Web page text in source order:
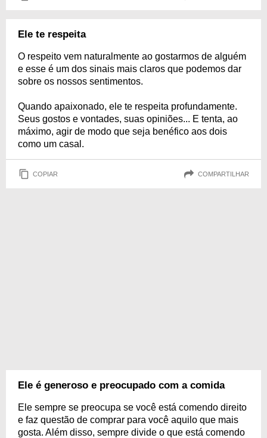
Ele te respeita
O respeito vem naturalmente ao gostarmos de alguém
e esse é um dos sinais mais claros que podemos dar
sobre os nossos sentimentos.
Quando apaixonado, ele te respeita profundamente.
Seus gostos e vontades, suas opiniões... E tenta, ao
máximo, agir de modo que seja benéfico aos dois
como um casal.
COPIAR COMPARTILHAR
Ele é generoso e preocupado com a comida
Ele sempre se preocupa se você está comendo direito
e faz questão de comprar para você aquilo que mais
gosta. Além disso, sempre divide o que está comendo